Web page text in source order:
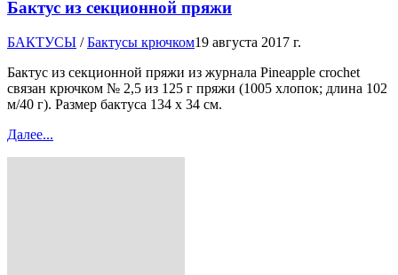
Бактус из секционной пряжи
БАКТУСЫ /Бактусы крючком19 августа 2017 г.
Бактус из секционной пряжи из журнала Pineapple crochet
связан крючком № 2,5 из 125 г пряжи (1005 хлопок; длина 102
м/40 г). Размер бактуса 134 х 34 см.
Далее...